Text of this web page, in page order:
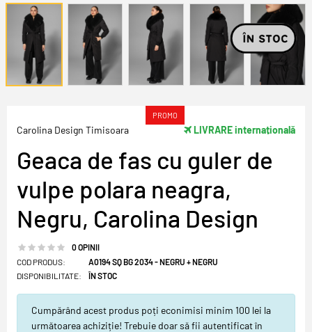
Carolina Design Timisoara
PROMO
LIVRARE internațională
Geaca de fas cu guler de
vulpe polara neagra,
Negru, Carolina Design
0 OPINII
COD PRODUS:
DISPONIBILITATE:
A0194 SQ BG 2034 - NEGRU + NEGRU
ÎN STOC
Cumpărând acest produs poți econimisi minim 100 lei la
următoarea achiziție! Trebuie doar să fii autentificat în